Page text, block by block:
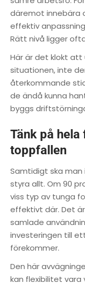
däremot innebära
effektiv
Rätt nivå ligger
Här är det klokt
situationen, inte
återkommande
de ändå kunna
byggs
Tänk på
toppfallen
Samtidigt ska
styra allt. Om 90
viss typ av tunga
effektivt där. Det
samlade
investeringen till
förekommer.
Den här
kan flexibilitet vara